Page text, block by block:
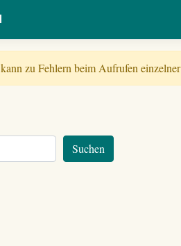
zu Fehlern beim Aufrufen
Suchen